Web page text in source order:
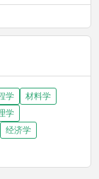
学
材料学
学
经济学